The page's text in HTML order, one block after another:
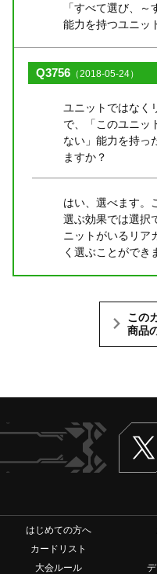
「すべて選び、
能力を持つユニッ
Q3756 （2018-05-24）
ユニットではなく
で、「このユニッ
ない」能力を持っ
ますか？
はい、選べます。
選ぶ効果では選択
ニットがいるリア
く選ぶことができ
この
商品
はじめての方へ
カードリスト
大会ルール